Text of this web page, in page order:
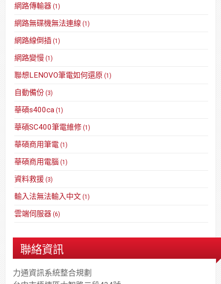
網路傳輸器 (1)
網路無碟機無法連線 (1)
網路線倒插 (1)
網路變慢 (1)
聯想LENOVO筆電如何還原 (1)
自動備份 (3)
華碩s400ca (1)
華碩SC400筆電維修 (1)
華碩商用筆電 (1)
華碩商用電腦 (1)
資料救援 (3)
輸入法無法輸入中文 (1)
雲端伺服器 (6)
聯絡資訊
力通資訊系統整合規劃